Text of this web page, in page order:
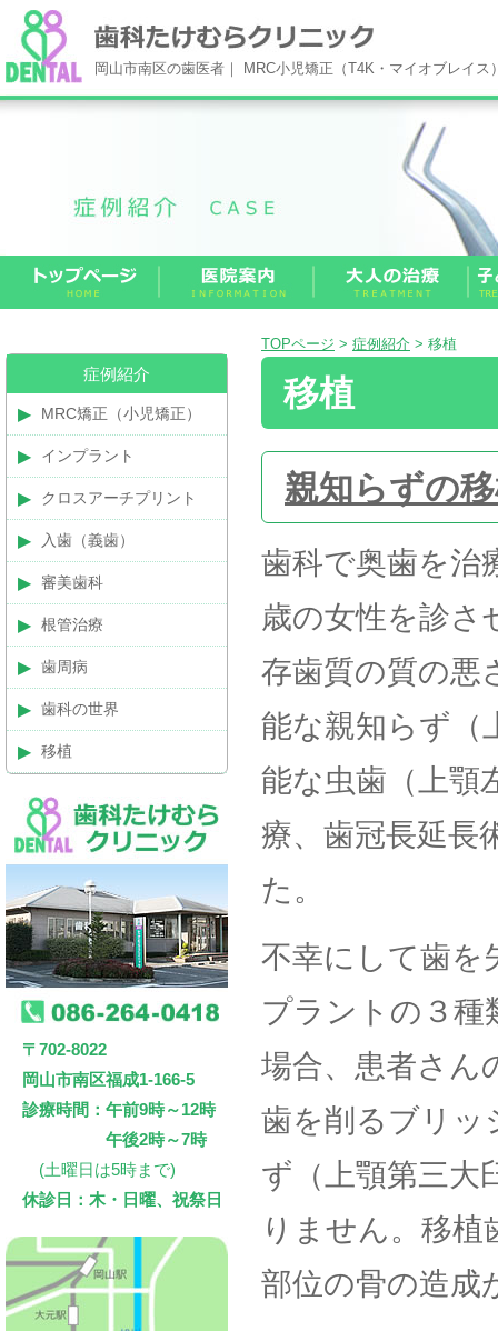
岡山市南区の歯医者｜ MRC小児矯正（T4K・マイオブレイ
TOPページ > 症例紹介 > 移植
移植
親知らずの
歯科で奥歯を治
歳の女性を診さ
存歯質の質の悪
能な親知らず（
能な虫歯（上顎
療、歯冠長延長
た。
不幸にして歯を
プラントの３種
場合、患者さん
歯を削るブリッ
ず（上顎第三大
りません。移
部位の骨の造成
症例紹介
MRC矯正（小児矯正）
インプラント
クロスアーチプリント
入歯（義歯）
審美歯科
根管治療
歯周病
歯科の世界
移植
〒702-8022
岡山市南区福成1-166-5
診療時間：午前9時～12時
午後2時～7時
(土曜日は5時まで)
休診日：木・日曜、祝祭日